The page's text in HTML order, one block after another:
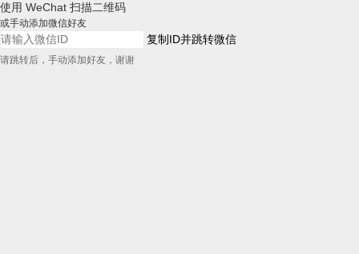
使用 WeChat 扫描二维码
或手动添加微信好友
复制ID并跳转微信
请跳转后，手动添加好友，谢谢